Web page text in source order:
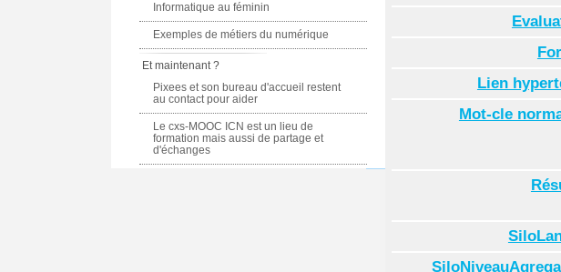
Lien
Mot-cle
Informatique au féminin
Exemples de métiers du numérique
Et maintenant ?
Pixees et son bureau d'accueil restent
au contact pour aider
Le cxs-MOOC ICN est un lieu de
formation mais aussi de partage et
d'échanges